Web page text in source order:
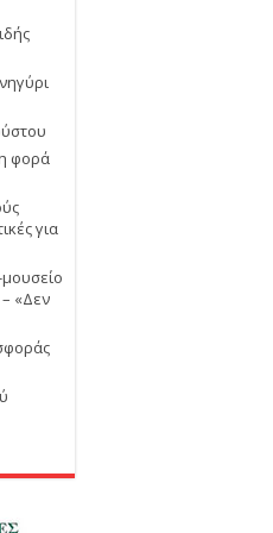
φορά
για
«Δεν